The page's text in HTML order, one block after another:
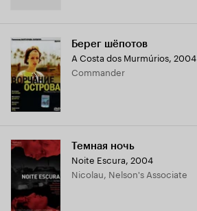
Берег шёпотов
A Costa dos Murmúrios, 2004
Commander
Темная ночь
Noite Escura, 2004
Nicolau, Nelson's Associate